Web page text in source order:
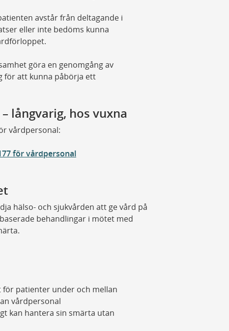
avstår från deltagande i
eller inte bedöms kunna
göra en genomgång av
att kunna påbörja ett
långvarig, hos vuxna
vårdpersonal:
för vårdpersonal
hälso- och sjukvården att ge vård på
behandlingar i mötet med
patienter under och mellan
vårdpersonal
kan hantera sin smärta utan